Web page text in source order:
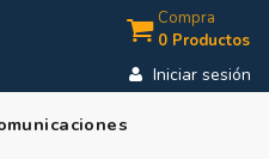
Compra
0 Productos
Iniciar sesión